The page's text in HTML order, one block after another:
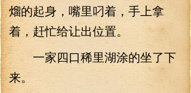
熘的起身，嘴里叼着，手上拿
着，赶忙给让出位置。
一家四口稀里湖涂的坐了下
来。